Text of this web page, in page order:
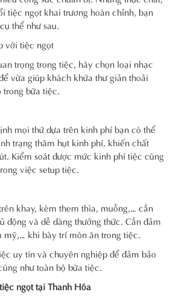
tiệc ngọt khai trương hoàn chỉnh, bạn
thể như sau.
với tiệc ngọt
trọng trong tiệc, hãy chọn loại nhạc
vừa giúp khách khứa thư giản thoải
bữa tiệc.
mọi thứ dựa trên kinh phí bạn có thể
trạng thâm hụt kinh phí, khiến chất
Kiểm soát được mức kinh phí tiệc cũng
việc setup tiệc.
khay, kèm them thìa, muỗng,… cần
động và dễ dàng thưởng thức. Cần đảm
mỹ,… khi bày trí món ăn trong tiệc.
uy tín và chuyên nghiệp để đảm bảo
như toàn bộ bữa tiệc.
ngọt tại Thanh Hóa